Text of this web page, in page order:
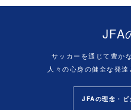
JFA
サッカーを通じて豊か
人々の心身の健全な発達
JFAの理念・ビ